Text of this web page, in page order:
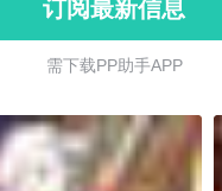
订阅最新信息
需 下 载 P P 助 手 A P P